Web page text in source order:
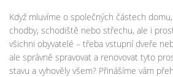
Když mluvíme o společných částech
chodby, schodiště nebo střechu, ale i
všichni obyvatelé – třeba vstupní dveře
ale správně spravovat a renovovat tyto
stavu a vyhověly všem? Přinášíme vám